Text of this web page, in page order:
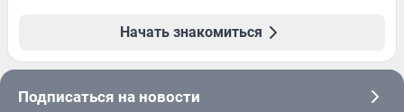
Начать знакомиться
Подписаться на новости